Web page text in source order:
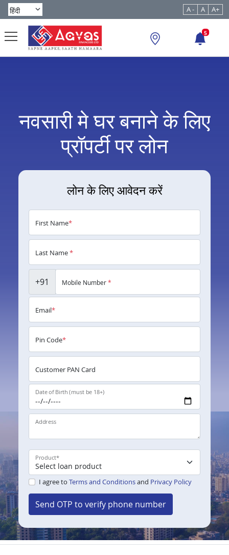
A - A A+
5
नवसारी मे घर बनाने के लिए
प्रॉपर्टी पर लोन
लोन के लिए आवेदन करें
First Name*
Last Name*
+91 Mobile Number*
Email*
Pin Code*
Customer PAN Card
Date of Birth (must be 18+)
Address
Product*
I agree to Terms and Conditionsand Privacy Policy
Send OTP to verify phone number